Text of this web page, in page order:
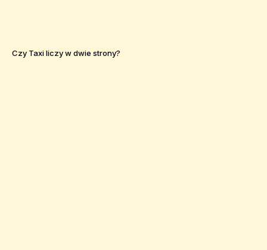
Czy Taxi liczy w dwie strony?